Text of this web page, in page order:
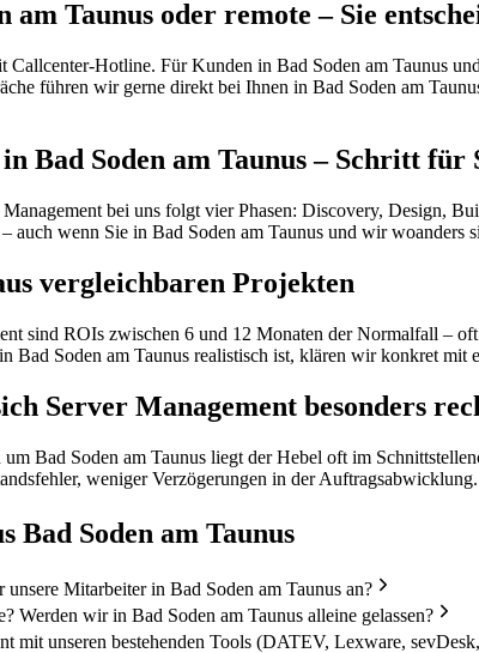
am Taunus oder remote – Sie
Hotline. Für Kunden in Bad Soden am Taunus
führen wir gerne direkt bei Ihnen in Bad Soden am
Bad Soden am Taunus – Schritt für
bei uns folgt vier Phasen: Discovery, Design,
auch wenn Sie in Bad Soden am Taunus und wir
vergleichbaren Projekten
sind ROIs zwischen 6 und 12 Monaten der Normalfall –
Bad Soden am Taunus realistisch ist, klären wir konkret mit
Server Management besonders
Bad Soden am Taunus liegt der Hebel oft im
weniger Verzögerungen in der
Bad Soden am Taunus
Mitarbeiter in Bad Soden am Taunus an?
Werden wir in Bad Soden am Taunus alleine gelassen?
mit unseren bestehenden Tools (DATEV, Lexware,